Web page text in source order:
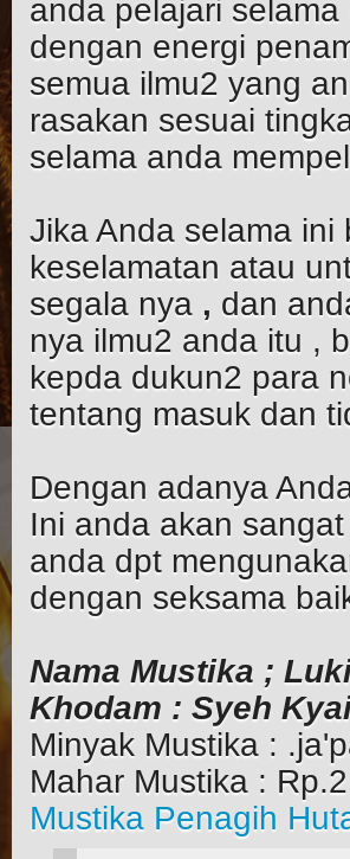
anda pelajari
dengan energi
semua ilmu2 yang
rasakan sesuai
selama anda
Jika Anda selama ini
keselamatan atau
segala nya , dan
nya ilmu2 anda itu ,
kepda dukun2 para
tentang masuk dan
Dengan adanya
Ini anda akan
anda dpt
dengan seksama
Nama Mustika ;
Khodam : Syeh
Minyak Mustika :
Mahar Mustika :
Mustika Penagih